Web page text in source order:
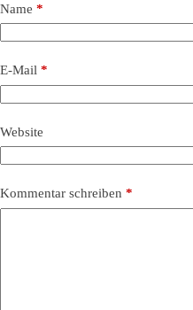
Name *
E-Mail *
Website
Kommentar schreiben *